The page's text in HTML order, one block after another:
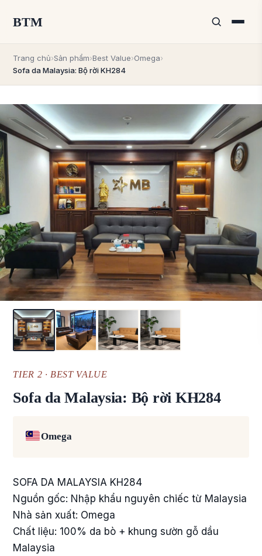
BTM
Trang chủ›Sản phẩm›Best Value›Omega›
Sofa da Malaysia: Bộ rời KH284
TIER 2 · BEST VALUE
Sofa da Malaysia: Bộ rời KH284
Omega
SOFA DA MALAYSIA KH284
Nguồn gốc: Nhập khẩu nguyên chiếc từ Malaysia
Nhà sản xuất: Omega
Chất liệu: 100% da bò + khung sườn gỗ dầu
Malaysia